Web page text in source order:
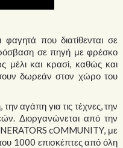
που διατίθενται σε
σε πηγή με φρέσκο
μέλι και κρασί, καθώς και
δωρεάν στον χώρο του
αγάπη για τις τέχνες, την
Διοργανώνεται από την
cOMMUNITY, με
1000 επισκέπτες από όλη